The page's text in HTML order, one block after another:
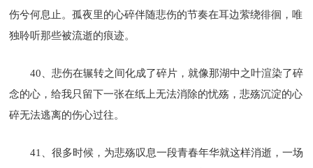
伤兮何息止。孤夜里的心碎伴随悲伤的节奏在耳边萦绕徘徊，唯
独聆听那些被流逝的痕迹。
40、悲伤在辗转之间化成了碎片，就像那湖中之叶渲染了碎
念的心，给我只留下一张在纸上无法消除的忧殇，悲殇沉淀的心
碎无法逃离的伤心过往。
41、很多时候，为悲殇叹息一段青春年华就这样消逝，一场